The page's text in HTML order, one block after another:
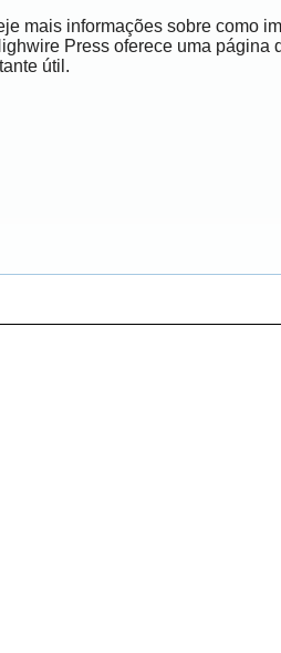
mais informações sobre como
Press oferece uma página
útil.